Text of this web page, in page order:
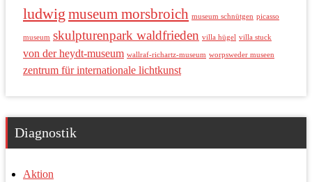
ludwig museum morsbroich museum schnütgen picasso
museum skulpturenpark waldfrieden villa hügel villa stuck
von der heydt-museum wallraf-richartz-museum worpsweder museen
zentrum für internationale lichtkunst
Diagnostik
Aktion